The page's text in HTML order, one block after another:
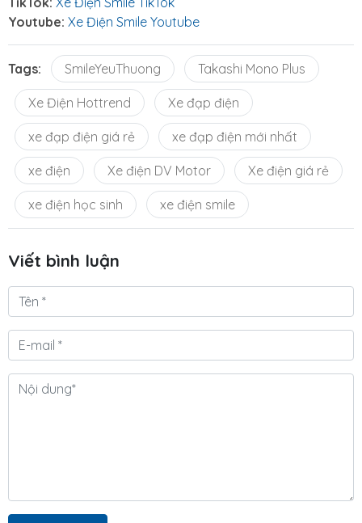
Youtube: Xe Điện Smile Youtube
Tags: SmileYeuThuong Takashi Mono Plus
Xe Điện Hottrend Xe đạp điện
xe đạp điện giá rẻ xe đạp điện mới nhất
xe điện Xe điện DV Motor Xe điện giá rẻ
xe điện học sinh xe điện smile
Viết bình luận